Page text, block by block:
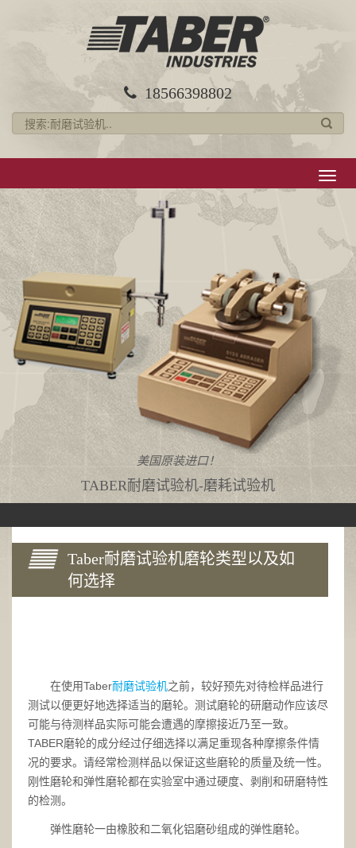
18566398802
导
航
美国原装进口！
TABER耐磨试验机-磨耗试验机
Taber耐磨试验机磨轮类型以及如
何选择
在使用Taber耐磨试验机之前，较好预先对待检样品进行
测试以便更好地选择适当的磨轮。测试磨轮的研磨动作应该尽
可能与待测样品实际可能会遭遇的摩擦接近乃至一致。
TABER磨轮的成分经过仔细选择以满足重现各种摩擦条件情
况的要求。请经常检测样品以保证这些磨轮的质量及统一性。
刚性磨轮和弹性磨轮都在实验室中通过硬度、剥削和研磨特性
的检测。
弹性磨轮一由橡胶和二氧化铝磨砂组成的弹性磨轮。